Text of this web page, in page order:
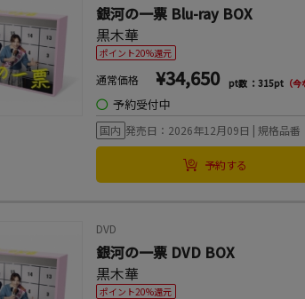
銀河の一票 Blu-ray BOX
黒木華
ポイント20%還元
通常価格 ¥34,650 pt数 ：315pt （
◯ 予約受付中
国内 発売日：2026年12月09日 | 規格品
予約する
DVD
銀河の一票 DVD BOX
黒木華
ポイント20%還元